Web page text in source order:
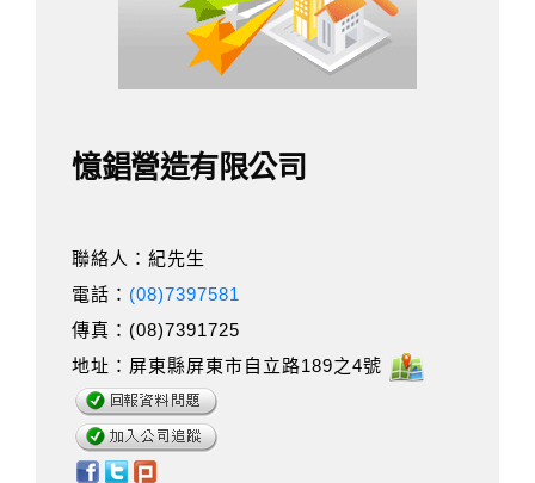
憶錩營造有限公司
聯絡人：紀先生
電話： (08)7397581
傳真：(08)7391725
地址：屏東縣屏東市自立路189之4號